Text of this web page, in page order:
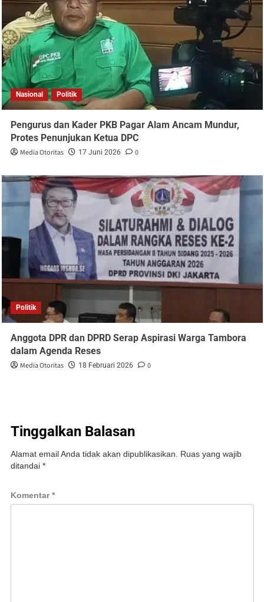
Nasional Politik
Pengurus dan Kader PKB Pagar Alam Ancam Mundur,
Protes Penunjukan Ketua DPC
Media Otoritas 17 Juni 2026 0
Politik
Anggota DPR dan DPRD Serap Aspirasi Warga Tambora
dalam Agenda Reses
Media Otoritas 18 Februari 2026 0
Tinggalkan Balasan
Alamat email Anda tidak akan dipublikasikan.
Ruas yang wajib
ditandai *
Komentar*